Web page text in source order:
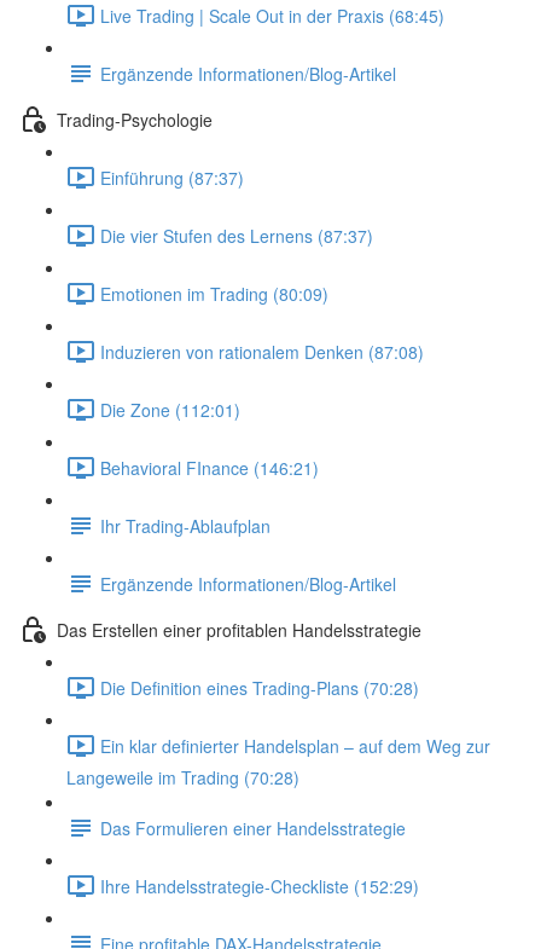
Live Trading | Scale Out in der Praxis (68:45)
Ergänzende Informationen/Blog-Artikel
Trading-Psychologie
Einführung (87:37)
Die vier Stufen des Lernens (87:37)
Emotionen im Trading (80:09)
Induzieren von rationalem Denken (87:08)
Die Zone (112:01)
Behavioral FInance (146:21)
Ihr Trading-Ablaufplan
Ergänzende Informationen/Blog-Artikel
Das Erstellen einer profitablen Handelsstrategie
Die Definition eines Trading-Plans (70:28)
Ein klar definierter Handelsplan – auf dem Weg zur
Langeweile im Trading (70:28)
Das Formulieren einer Handelsstrategie
Ihre Handelsstrategie-Checkliste (152:29)
Eine profitable DAX-Handelsstrategie